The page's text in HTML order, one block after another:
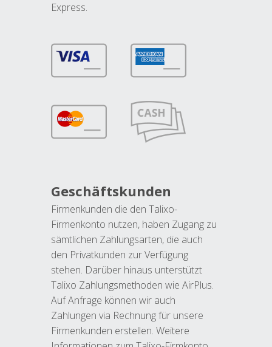
Express.
Geschäftskunden
Firmenkunden die den Talixo-
Firmenkonto nutzen, haben Zugang zu
sämtlichen Zahlungsarten, die auch
den Privatkunden zur Verfügung
stehen. Darüber hinaus unterstützt
Talixo Zahlungsmethoden wie AirPlus.
Auf Anfrage können wir auch
Zahlungen via Rechnung für unsere
Firmenkunden erstellen. Weitere